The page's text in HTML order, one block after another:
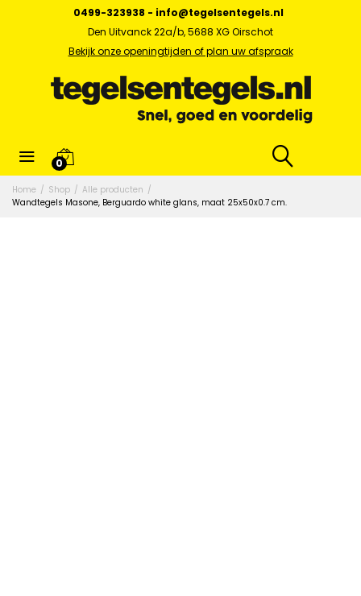
0499-323938 - info@tegelsentegels.nl
Den Uitvanck 22a/b, 5688 XG Oirschot
Bekijk onze openingtijden of plan uw afspraak
0
Home / Shop / Alle producten /
Wandtegels Masone, Berguardo white glans, maat 25x50x0.7 cm.